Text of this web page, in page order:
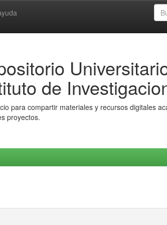
de
para compartir materiales y recursos digitales
proyectos.